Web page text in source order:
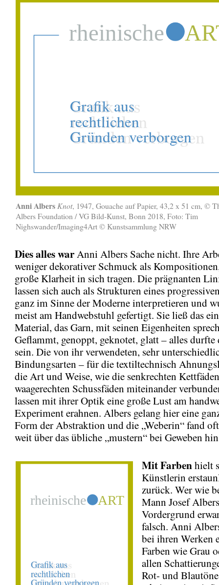
Anni Albers Knot, 1947, Gouache auf Papier, 43,2 x 51 cm, ©
Albers Foundation / VG Bild-Kunst, Bonn 2018, Foto: Tim
Nighswander/Imaging4Art © Kunstsammlung NRW
Dies alles warAnni Albers Sache nicht. Ihre
weniger dekorativer Schmuck als
große Klarheit in sich tragen. Die prägnanten
lassen sich auch als Strukturen eines
ganz im Sinne der Moderne interpretieren und
meist am Handwebstuhl gefertigt. Sie ließ das
Material, das Garn, mit seinen Eigenheiten
Geflammt, genoppt, geknotet, glatt – alles durfte
sein. Die von ihr verwendeten, sehr
Bindungsarten – für die textiltechnisch
die Art und Weise, wie die senkrechten
waagerechten Schussfäden miteinander
lassen mit ihrer Optik eine große Lust am
Experiment erahnen. Albers gelang hier eine
Form der Abstraktion und die „Weberin“ fand
weit über das übliche „mustern“ bei Geweben
Mit Farbenhielt
Künstlerin
zurück. Wer wie
Mann Josef
Vordergrund
falsch. Anni
bei ihren Werken
Farben wie Grau
allen
Rot- und